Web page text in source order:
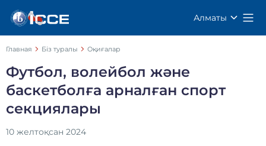
Алматы
Главная Біз туралы Оқиғалар
Футбол, волейбол және
баскетболға арналған спорт
секциялары
10 желтоқсан 2024